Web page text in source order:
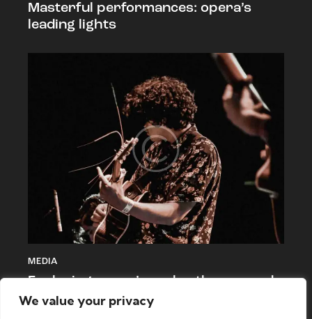
We value your privacy
Masterful performances: opera’s
leading lights
MEDIA
Exploring opera’s realm: themes and
narratives